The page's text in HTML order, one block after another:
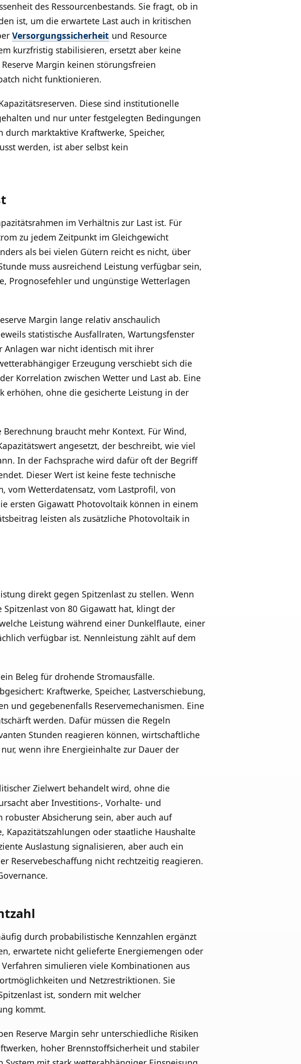
des Ressourcenbestands. Sie fragt, ob in
ist, um die erwartete Last auch in kritischen
Versorgungssicherheit und Resource
kurzfristig stabilisieren, ersetzt aber keine
Margin keinen störungsfreien
nicht funktionieren.
Diese sind institutionelle
und nur unter festgelegten Bedingungen
marktaktive Kraftwerke, Speicher,
werden, ist aber selbst kein
im Verhältnis zur Last ist. Für
zu jedem Zeitpunkt im Gleichgewicht
als bei vielen Gütern reicht es nicht, über
muss ausreichend Leistung verfügbar sein,
Prognosefehler und ungünstige Wetterlagen
Margin lange relativ anschaulich
statistische Ausfallraten, Wartungsfenster
Anlagen war nicht identisch mit ihrer
Erzeugung verschiebt sich die
Korrelation zwischen Wetter und Last ab. Eine
erhöhen, ohne die gesicherte Leistung in der
braucht mehr Kontext. Für Wind,
angesetzt, der beschreibt, wie viel
In der Fachsprache wird dafür oft der Begriff
Dieser Wert ist keine feste technische
vom Wetterdatensatz, vom Lastprofil, von
ersten Gigawatt Photovoltaik können in einem
leisten als zusätzliche Photovoltaik in
direkt gegen Spitzenlast zu stellen. Wenn
von 80 Gigawatt hat, klingt der
Leistung während einer Dunkelflaute, einer
verfügbar ist. Nennleistung zählt auf dem
Beleg für drohende Stromausfälle.
Kraftwerke, Speicher, Lastverschiebung,
und gegebenenfalls Reservemechanismen. Eine
werden. Dafür müssen die Regeln
Stunden reagieren können, wirtschaftliche
wenn ihre Energieinhalte zur Dauer der
Zielwert behandelt wird, ohne die
aber Investitions-, Vorhalte- und
robuster Absicherung sein, aber auch auf
oder staatliche Haushalte
Auslastung signalisieren, aber auch ein
Reservebeschaffung nicht rechtzeitig reagieren.
durch probabilistische Kennzahlen ergänzt
erwartete nicht gelieferte Energiemengen oder
simulieren viele Kombinationen aus
und Netzrestriktionen. Sie
ist, sondern mit welcher
kommt.
Reserve Margin sehr unterschiedliche Risiken
hoher Brennstoffsicherheit und stabiler